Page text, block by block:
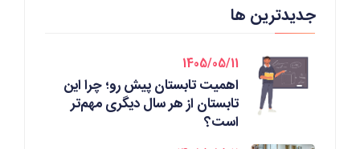
جدیدترین ها
1405/05/11
اهمیت تابستان پیش رو؛ چرا این
تابستان از هر سال دیگری مهم‌تر
است؟